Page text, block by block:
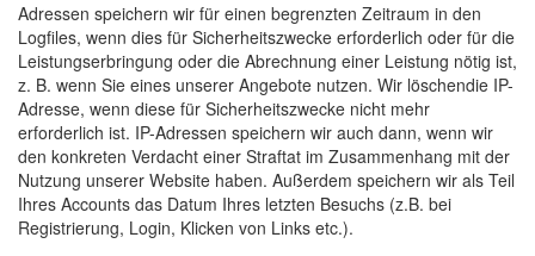
Adressen speichern wir für einen begrenzten Zeitraum in den
Logfiles, wenn dies für Sicherheitszwecke erforderlich oder für die
Leistungserbringung oder die Abrechnung einer Leistung nötig ist,
z. B. wenn Sie eines unserer Angebote nutzen. Wir löschendie IP-
Adresse, wenn diese für Sicherheitszwecke nicht mehr
erforderlich ist. IP-Adressen speichern wir auch dann, wenn wir
den konkreten Verdacht einer Straftat im Zusammenhang mit der
Nutzung unserer Website haben. Außerdem speichern wir als Teil
Ihres Accounts das Datum Ihres letzten Besuchs (z.B. bei
Registrierung, Login, Klicken von Links etc.).